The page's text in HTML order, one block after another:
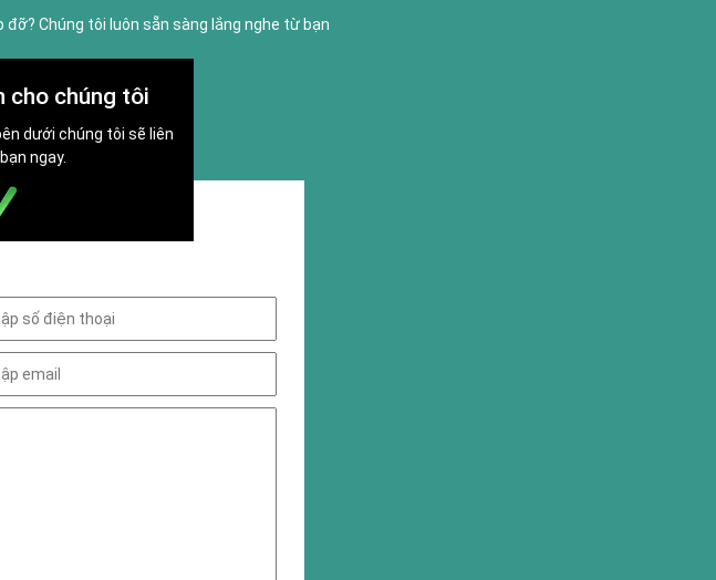
Chúng tôi luôn sẵn sàng lắng nghe từ bạn
cho chúng tôi
dưới chúng tôi sẽ liên
ngay.